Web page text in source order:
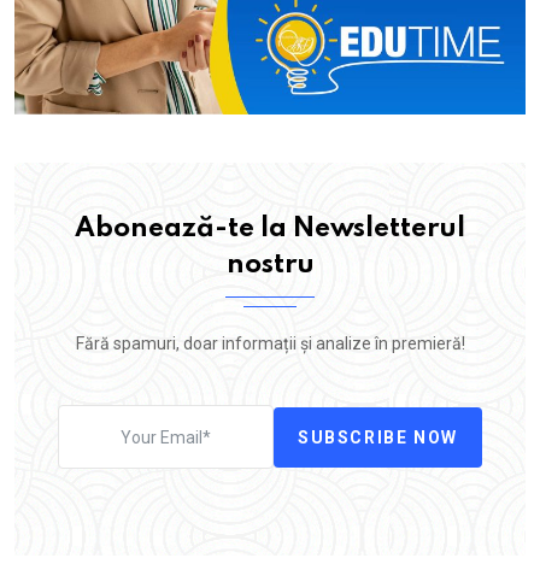
Abonează-te la Newsletterul
nostru
Fără spamuri, doar informații și analize în premieră!
SUBSCRIBE NOW